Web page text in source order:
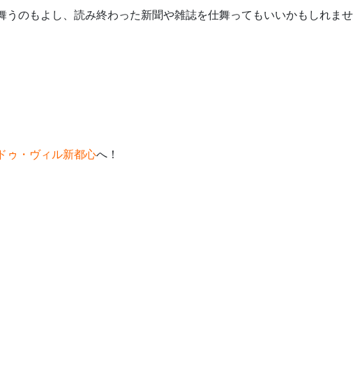
のもよし、読み終わった新聞や雑誌を仕舞ってもいいかもしれま
ゥ・ヴィル新都心へ！